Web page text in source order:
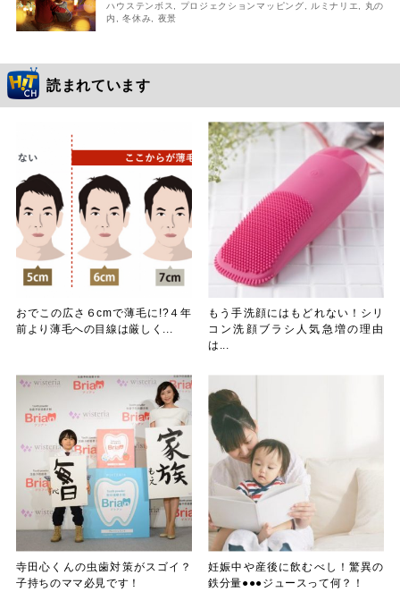
ハウステンボス, プロジェクションマッピング, ルミナリエ,
丸の
内 ,冬休み, 夜景
読まれています
おでこの広さ６cmで薄毛に!?４年
前より薄毛への目線は厳しく...
もう手洗顔にはもどれない！シリ
コン洗顔ブラシ人気急増の理由
は...
寺田心くんの虫歯対策がスゴイ？
子持ちのママ必見です！
妊娠中や産後に飲むべし！驚異の
鉄分量●●●ジュースって何？！